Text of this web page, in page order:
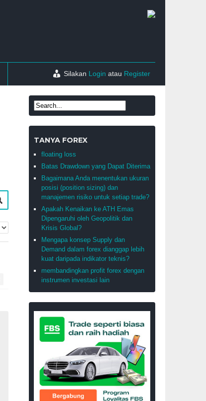
Silakan Login atau Register
TANYA FOREX
floating loss
Batas Drawdown yang Dapat Diterima
Bagaimana Anda menentukan ukuran
posisi (position sizing) dan
manajemen risiko untuk setiap trade?
Apakah Kenaikan ke ATH Emas
Dipengaruhi oleh Geopolitik dan
Krisis Global?
Mengapa konsep Supply dan
Demand dalam forex dianggap lebih
kuat daripada indikator teknis?
membandingkan profit forex dengan
instrumen investasi lain